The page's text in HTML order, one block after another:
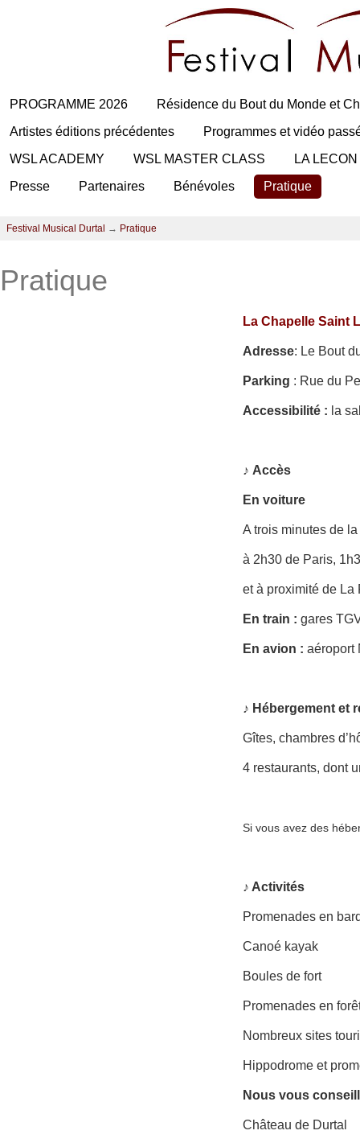
PROGRAMME 2026
Résidence du Bout du Monde et
Artistes éditions précédentes
Programmes et vidéo
WSL ACADEMY
WSL MASTER CLASS
LA
Presse
Partenaires Bénévoles Pratique
Festival Musical Durtal → Pratique
Pratique
La Chapelle Saint
Adresse: Le Bout
Parking : Rue du
Accessibilité : la
♪ Accès
En voiture
A trois minutes de
à 2h30 de Paris,
et à proximité de La
En train : gares
En avion : aéroport
♪ Hébergement et
Gîtes, chambres
4 restaurants, dont
Si vous avez des
♪ Activités
Promenades en
Canoé kayak
Boules de fort
Promenades en
Nombreux sites
Hippodrome et
Nous vous
Château de Durtal